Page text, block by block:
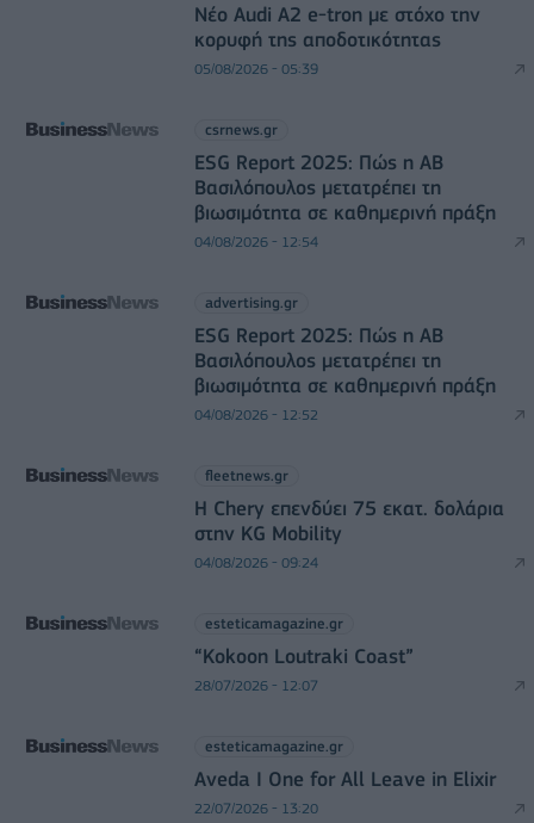
Νέο Audi A2 e-tron με στόχο την
κορυφή της αποδοτικότητας
05/08/2026 - 05:39
csrnews.gr
ESG Report 2025: Πώς η ΑΒ
Βασιλόπουλος μετατρέπει τη
βιωσιμότητα σε καθημερινή πράξη
04/08/2026 - 12:54
advertising.gr
ESG Report 2025: Πώς η ΑΒ
Βασιλόπουλος μετατρέπει τη
βιωσιμότητα σε καθημερινή πράξη
04/08/2026 - 12:52
fleetnews.gr
Η Chery επενδύει 75 εκατ. δολάρια
στην KG Mobility
04/08/2026 - 09:24
esteticamagazine.gr
“Kokoon Loutraki Coast”
28/07/2026 - 12:07
esteticamagazine.gr
Aveda I One for All Leave in Elixir
22/07/2026 - 13:20